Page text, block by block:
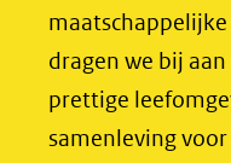
naar
een
andere
naar
een
dragen we bij
prettige
samenleving